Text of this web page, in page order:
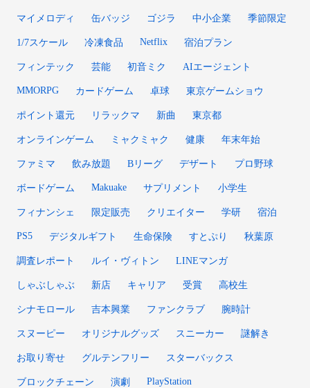
マイメロディ 缶バッジ ゴジラ 中小企業 季節限定
1/7スケール 冷凍食品 Netflix 宿泊プラン
フィンテック 芸能 初音ミク AIエージェント
MMORPG カードゲーム 卓球 東京ゲームショウ
ポイント還元 リラックマ 新曲 東京都
オンラインゲーム ミャクミャク 健康 年末年始
ファミマ 飲み放題 Bリーグ デザート プロ野球
ボードゲーム Makuake サプリメント 小学生
フィナンシェ 限定販売 クリエイター 学研 宿泊
PS5 デジタルギフト 生命保険 すとぷり 秋葉原
調査レポート ルイ・ヴィトン LINEマンガ
しゃぶしゃぶ 新店 キャリア 受賞 高校生
シナモロール 吉本興業 ファンクラブ 腕時計
スヌーピー オリジナルグッズ スニーカー 謎解き
お取り寄せ グルテンフリー スターバックス
ブロックチェーン 演劇 PlayStation